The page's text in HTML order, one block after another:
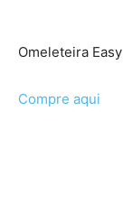
Omeleteira
Compre aqui